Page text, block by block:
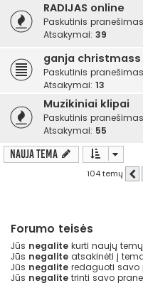
RADIJAS online
Paskutinis pranešimas
Atsakymai: 39
ganja christmass
Paskutinis pranešimas
Atsakymai: 13
Muzikiniai klipai
Paskutinis pranešimas
Atsakymai: 55
Nauja tema
104 temų
Forumo teisės
Jūs negalite kurti naujų
Jūs negalite atsakinėti į
Jūs negalite redaguoti savo
Jūs negalite trinti savo